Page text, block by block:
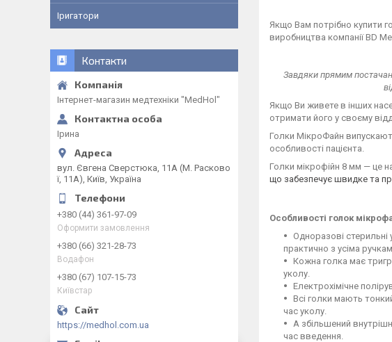
Якщо Вам потрібно купити
виробництва компанії BD
Завдяки прямим
Якщо Ви живете в інших
отримати його у своєму
Голки МікроФайн
особливості пацієнта.
Голки мікрофійн 8 мм — це
що забезпечує швидке та
Особливості голок
Одноразові стерильні
практично з усіма
Кожна голка має
уколу.
Електрохімічне
Всі голки мають
час уколу.
А збільшений
час введення.
Іригатори
Контакти
Інтернет-магазин медтехніки "MedHol"
Ірина
вул. Євгена Сверстюка, 11А (М. Расково
ї, 11А), Київ, Україна
+380 (44) 361-97-09
Оформити замовлення
+380 (66) 321-28-73
Водафон
+380 (67) 107-15-73
Київстар
https://medhol.com.ua